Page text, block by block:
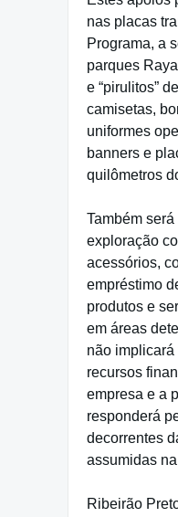
nas placas
Programa, a
parques
e “pirulitos”
camisetas,
uniformes
banners e
quilômetros
Também
exploração
acessórios,
empréstimo
produtos e
em áreas
não
recursos
empresa e a
responderá
decorrentes
assumidas
Ribeirão